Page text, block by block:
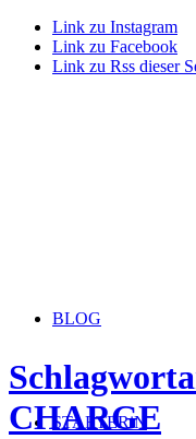
Link zu Instagram
Link zu Facebook
Link zu Rss dieser
BLOG
STARTERiN
CHARGE